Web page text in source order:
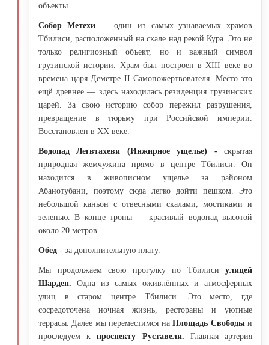
объекты.
Собор Метехи— один из самых узнаваемых храмов
Тбилиси, расположенный на скале над рекой Кура. Это не
только религиозный объект, но и важный символ
грузинской истории. Храм был построен в XIII веке во
времена царя Деметре II Самопожертвователя. Место это
ещё древнее — здесь находилась резиденция грузинских
царей. За свою историю собор пережил разрушения,
превращение в тюрьму при Российской империи.
Восстановлен в XX веке.
Водопад Легвтахеви (Инжирное ущелье) -скрытая
природная жемчужина прямо в центре Тбилиси. Он
находится в живописном ущелье за районом
Абанотубани, поэтому сюда легко дойти пешком. Это
небольшой каньон с отвесными скалами, мостиками и
зеленью. В конце тропы — красивый водопад высотой
около 20 метров.
Обед - за дополнительную плату.
Мы продолжаем свою прогулку по Тбилиси улицей
Шарден. Одна из самых оживлённых и атмосферных
улиц в старом центре Тбилиси. Это место, где
сосредоточена ночная жизнь, рестораны и уютные
террасы. Далее мы переместимся наПлощадь Свободыи
проследуем кпроспекту Руставели. Главная
артерия